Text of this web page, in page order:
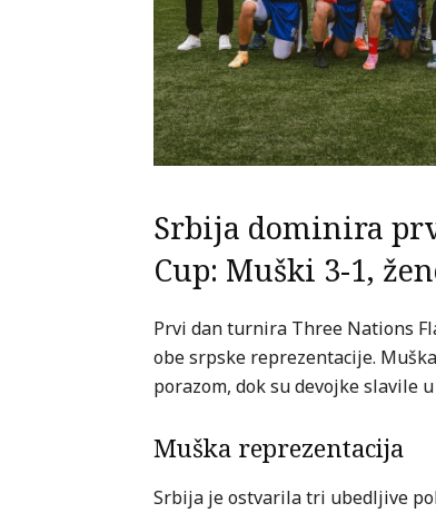
Srbija dominira
Cup: Muški 3-1,
Prvi dan turnira Three Nations
obe srpske reprezentacije.
porazom, dok su devojke slavile
Muška reprezentacija
Srbija je ostvarila tri ubedljive